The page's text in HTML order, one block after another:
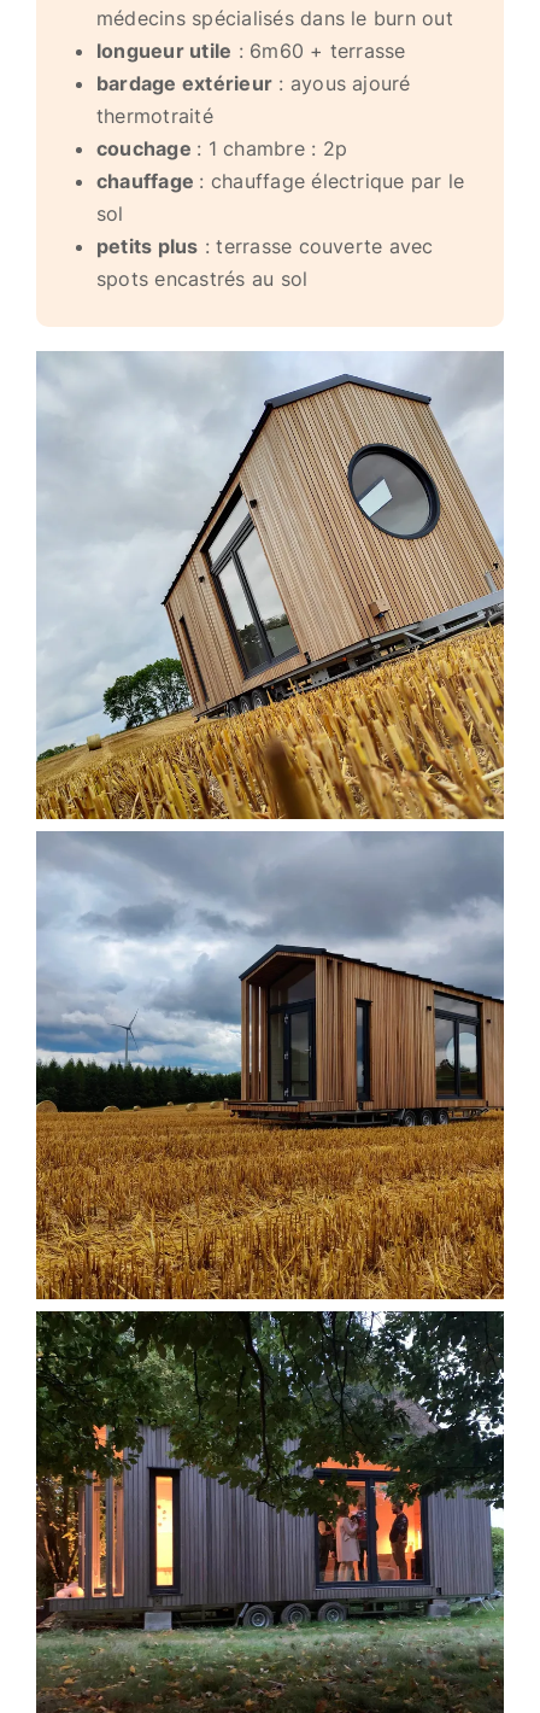
médecins spécialisés dans le burn out
longueur utile : 6m60 + terrasse
bardage extérieur : ayous ajouré
thermotraité
couchage : 1 chambre : 2p
chauffage : chauffage électrique par le
sol
petits plus : terrasse couverte avec
spots encastrés au sol